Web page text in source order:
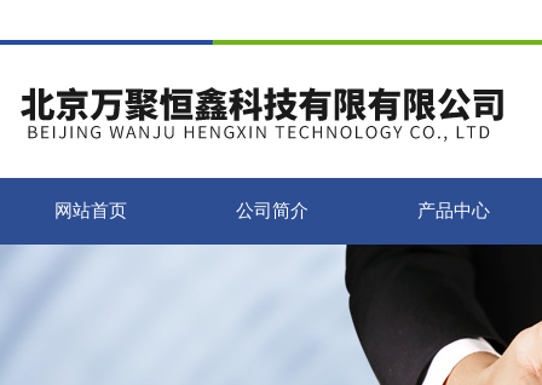
网站首页 公司简介 产品中心